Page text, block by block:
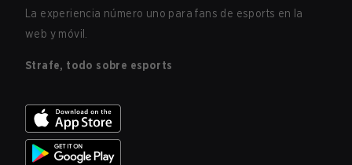
La experiencia número uno para fans de esports en la
web y móvil.
Strafe, todo sobre esports